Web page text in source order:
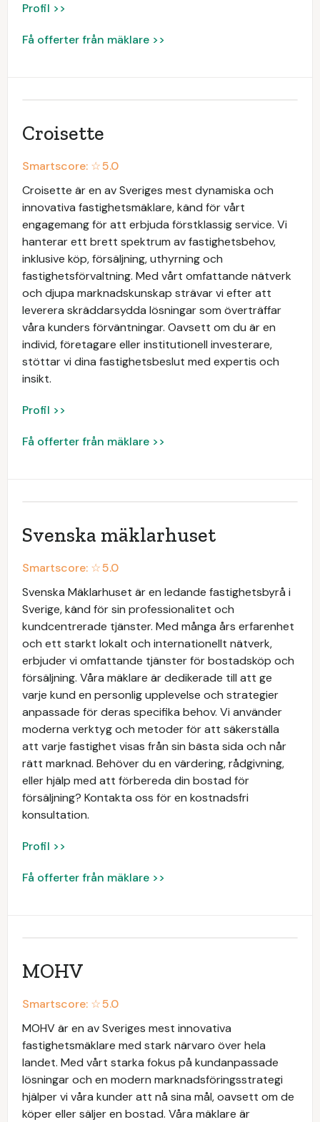
Profil >>
Få offerter från mäklare >>
Croisette
Smartscore: ☆5.0
Croisette är en av Sveriges mest dynamiska och
innovativa fastighetsmäklare, känd för vårt
engagemang för att erbjuda förstklassig service. Vi
hanterar ett brett spektrum av fastighetsbehov,
inklusive köp, försäljning, uthyrning och
fastighetsförvaltning. Med vårt omfattande nätverk
och djupa marknadskunskap strävar vi efter att
leverera skräddarsydda lösningar som överträffar
våra kunders förväntningar. Oavsett om du är en
individ, företagare eller institutionell investerare,
stöttar vi dina fastighetsbeslut med expertis och
insikt.
Profil >>
Få offerter från mäklare >>
Svenska mäklarhuset
Smartscore: ☆5.0
Svenska Mäklarhuset är en ledande fastighetsbyrå i
Sverige, känd för sin professionalitet och
kundcentrerade tjänster. Med många års erfarenhet
och ett starkt lokalt och internationellt nätverk,
erbjuder vi omfattande tjänster för bostadsköp och
försäljning. Våra mäklare är dedikerade till att ge
varje kund en personlig upplevelse och strategier
anpassade för deras specifika behov. Vi använder
moderna verktyg och metoder för att säkerställa
att varje fastighet visas från sin bästa sida och når
rätt marknad. Behöver du en värdering, rådgivning,
eller hjälp med att förbereda din bostad för
försäljning? Kontakta oss för en kostnadsfri
konsultation.
Profil >>
Få offerter från mäklare >>
MOHV
Smartscore: ☆5.0
MOHV är en av Sveriges mest innovativa
fastighetsmäklare med stark närvaro över hela
landet. Med vårt starka fokus på kundanpassade
lösningar och en modern marknadsföringsstrategi
hjälper vi våra kunder att nå sina mål, oavsett om de
köper eller säljer en bostad. Våra mäklare är